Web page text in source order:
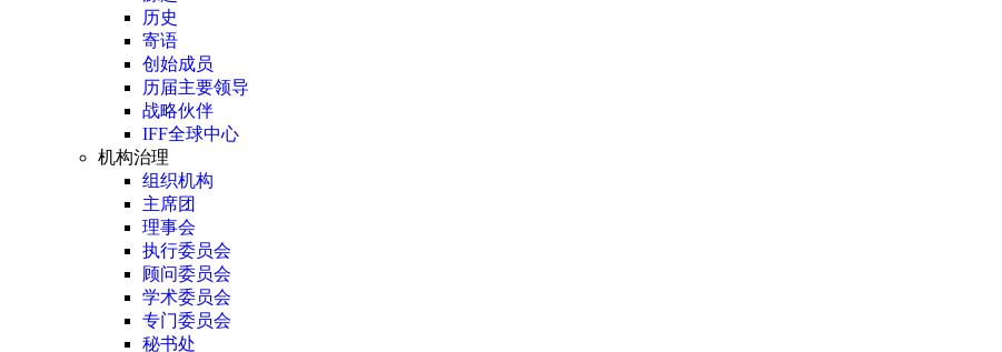
历史
寄语
创始成员
历届主要领导
战略伙伴
IFF全球中心
机构治理
组织机构
主席团
理事会
执行委员会
顾问委员会
学术委员会
专门委员会
秘书处